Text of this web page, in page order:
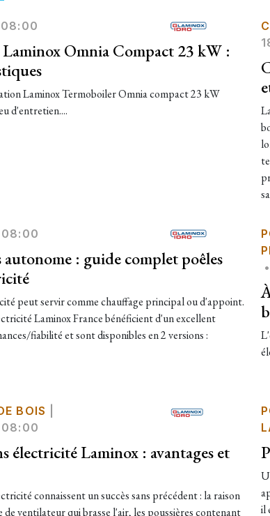
Omnia Compact 23 kW :
Laminox Termoboiler Omnia compact 23 kW
d'entretien....
: guide complet poêles
peut servir comme chauffage principal ou d'appoint.
Laminox France bénéficient d'un excellent
fiabilité et sont disponibles en 2 versions :
•
BOIS
électricité Laminox : avantages et
connaissent un succès sans précédent : la raison
de ventilateur qui brasse l'air, les poussières contenant
il